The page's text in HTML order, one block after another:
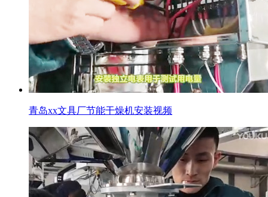
青岛xx文具厂节能干燥机安装视频